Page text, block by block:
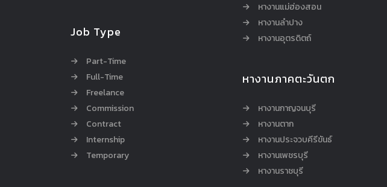
Job Type
Part-Time
Full-Time
Freelance
Commission
Contract
Internship
Temporary
หางานแม่ฮ่องสอน
หางานลำปาง
หางานอุตรดิตถ์
หางานภาคตะวันตก
หางานกาญจนบุรี
หางานตาก
หางานประจวบคีรีขันธ์
หางานเพชรบุรี
หางานราชบุรี